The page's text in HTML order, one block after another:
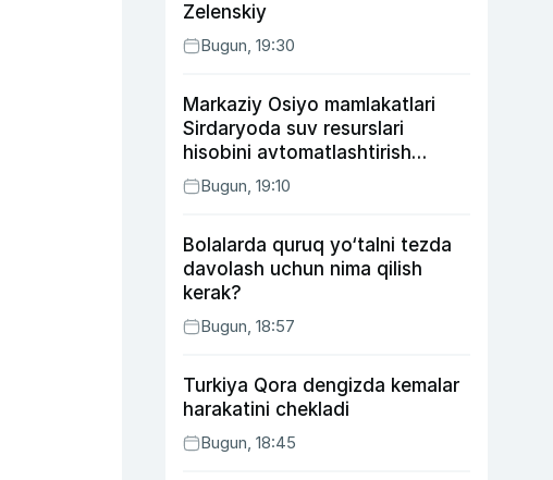
Zelenskiy
Bugun, 19:30
Markaziy Osiyo mamlakatlari
Sirdaryoda suv resurslari
hisobini avtomatlashtirish
rejasini ishlab chiqishni
ma’qulladi
Bugun, 19:10
Bolalarda quruq yo‘talni tezda
davolash uchun nima qilish
kerak?
Bugun, 18:57
Turkiya Qora dengizda kemalar
harakatini chekladi
Bugun, 18:45